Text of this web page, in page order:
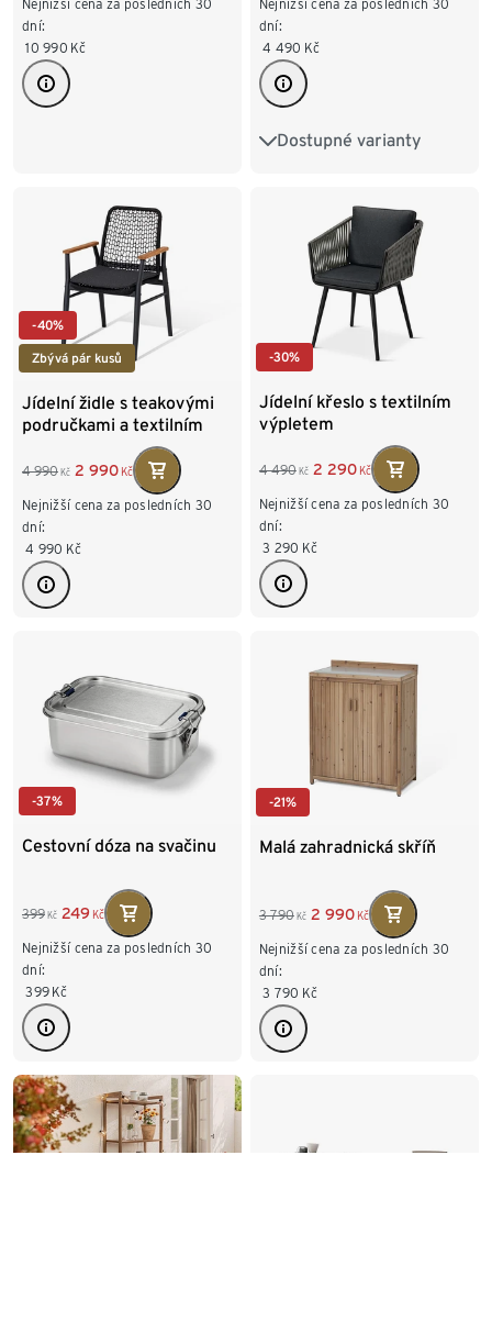
Nejnižší cena za posledních 30
dní:
10 990 Kč
Nejnižší cena za posledních 30
dní:
4 490 Kč
Dostupné varianty
Zahradní židle s textilním
-40%
Zbývá pár kusů
Jídelní židle s teakovými
područkami a textilním
4 990 Kč 2 990 Kč
Nejnižší cena za posledních 30
dní:
4 990 Kč
-30%
Jídelní křeslo s textilním
výpletem
4 490 Kč 2 290 Kč
Nejnižší cena za posledních 30
dní:
3 290 Kč
-37%
Cestovní dóza na svačinu
399 Kč 249 Kč
Nejnižší cena za posledních 30
dní:
399 Kč
-21%
Malá zahradnická skříň
3 790 Kč 2 990 Kč
Nejnižší cena za posledních 30
dní:
3 790 Kč